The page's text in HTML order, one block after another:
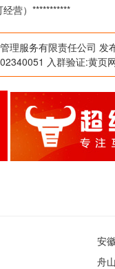
营）***********
理服务有限责任公司
入群验证:黄页
安
舟